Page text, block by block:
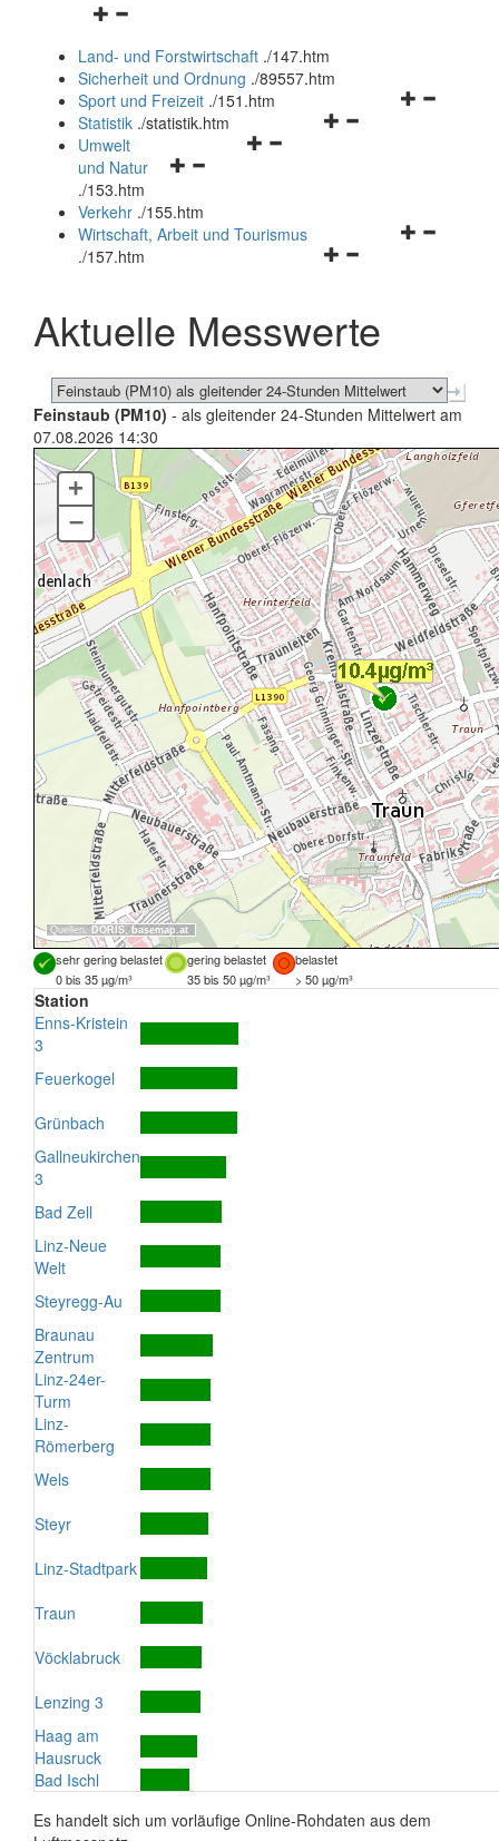
Navigationsmenü
und
schließen
Land- und Forstwirtschaft ./147.htm
Sicherheit und Ordnung ./89557.htm
Navigationsmenü
Sport und Freizeit ./151.htm
Navigationsmenü
Statistik ./statistik.htm
Navigationsmenü
und
schließen
Umwelt
und Natur
./153.htm
Verkehr ./155.htm
Navigationsmenü
schließen
Wirtschaft, Arbeit und Tourismus
./157.htm
Aktuelle Messwerte
Feinstaub (PM10) - als gleitender 24-Stunden Mittelwert am
07.08.2026 14:30
Quellen: DORIS, basemap.at
+
–
sehr gering belastet gering belastet
belastet
0 bis 35 µg/m³
35 bis 50 µg/m³ > 50 µg/m³
Station
Enns-Kristein
3
Feuerkogel
Grünbach
Gallneukirchen
3
Bad Zell
Linz-Neue
Welt
Steyregg-Au
Braunau
Zentrum
Linz-24er-
Turm
Linz-
Römerberg
Wels
Steyr
Linz-Stadtpark
Traun
Vöcklabruck
Lenzing 3
Haag am
Hausruck
Bad Ischl
Es handelt sich um vorläufige Online-Rohdaten aus dem